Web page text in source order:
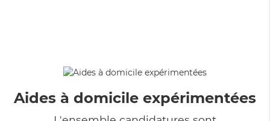
Aides à domicile expérimentées